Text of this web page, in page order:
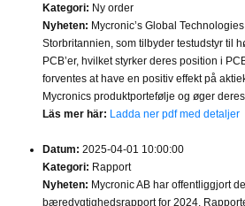
Kategori: Ny order
Nyheten: Mycronic’s Global
Storbritannien, som tilbyder testudstyr til
PCB’er, hvilket styrker deres position i
forventes at have en positiv effekt på
Mycronics produktportefølje og øger
Läs mer här: Ladda ner pdf med detaljer
Datum: 2025-04-01 10:00:00
Kategori: Rapport
Nyheten: Mycronic AB har offentliggjort
bæredygtighedsrapport for 2024.